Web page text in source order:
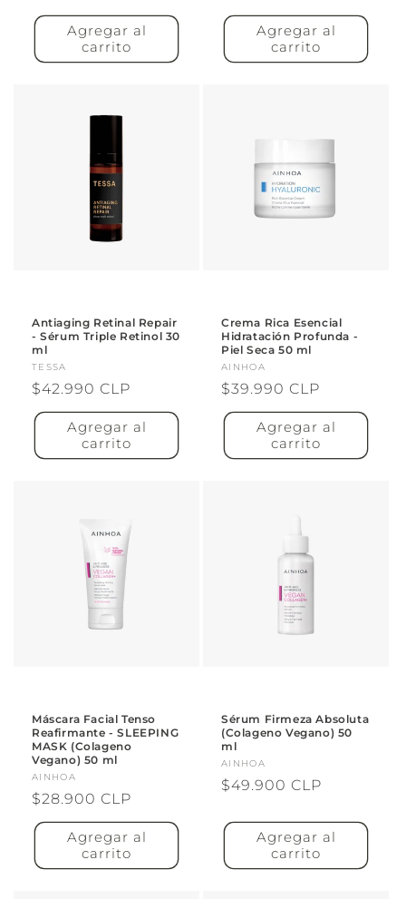
habitual
Agregar al
carrito
habitual
Agregar al
carrito
Antiaging Retinal Repair
- Sérum Triple Retinol 30
ml
Proveedor:
TESSA
Precio
habitual
$42.990 CLP
Agregar al
carrito
Crema Rica Esencial
Hidratación Profunda -
Piel Seca 50 ml
Proveedor:
AINHOA
Precio
habitual
$39.990 CLP
Agregar al
carrito
Máscara Facial Tenso
Reafirmante - SLEEPING
MASK (Colageno
Vegano) 50 ml
Proveedor:
AINHOA
Precio
habitual
$28.900 CLP
Agregar al
carrito
Sérum Firmeza Absoluta
(Colageno Vegano) 50
ml
Proveedor:
AINHOA
Precio
$49.900 CLP
Agregar al
carrito